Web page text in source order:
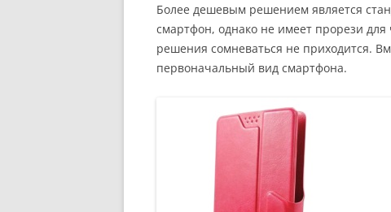
Более дешевым решением является
смартфон, однако не имеет прорези для
решения сомневаться не приходится.
первоначальный вид смартфона.